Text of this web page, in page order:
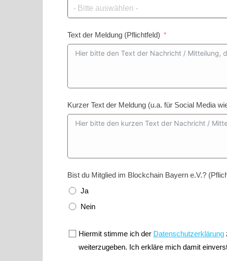
Text der Meldung (Pflichtfeld)
Kurzer Text der Meldung (u.a. für Social Media
Bist du Mitglied im Blockchain Bayern e.V.?
Ja
Nein
Hiermit stimme ich der Datenschutzerklärung
weiterzugeben. Ich erkläre mich damit